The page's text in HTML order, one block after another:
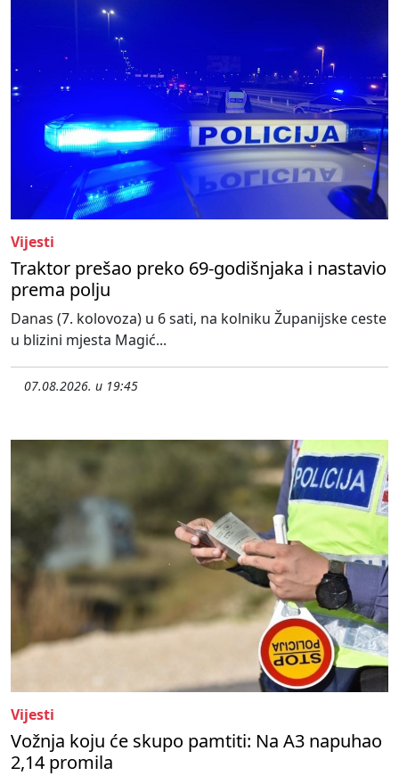
Vijesti
Traktor prešao preko 69-godišnjaka i nastavio
prema polju
Danas (7. kolovoza) u 6 sati, na kolniku Županijske ceste
u blizini mjesta Magić...
07.08.2026. u 19:45
Vijesti
Vožnja koju će skupo pamtiti: Na A3 napuhao
2,14 promila